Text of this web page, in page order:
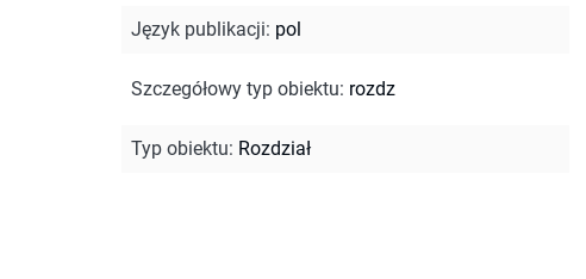
Język publikacji: pol
Szczegółowy typ obiektu: rozdz
Typ obiektu: Rozdział